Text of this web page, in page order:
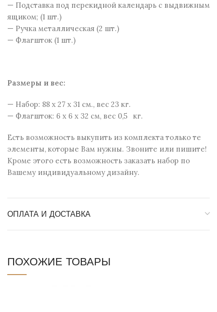
— Подставка под перекидной календарь с выдвижным
ящиком; (1 шт.)
— Ручка металлическая (2 шт.)
— Флагшток (1 шт.)
Размеры и веc:
— Набор: 88 x 27 x 31 см., вес 23 кг.
— Флагшток: 6 х 6 х 32 см, вес 0,5 кг.
Есть возможность выкупить из комплекта только те
элементы, которые Вам нужны. Звоните или пишите!
Кроме этого есть возможность заказать набор по
Вашему индивидуальному дизайну.
ОПЛАТА И ДОСТАВКА
ПОХОЖИЕ ТОВАРЫ